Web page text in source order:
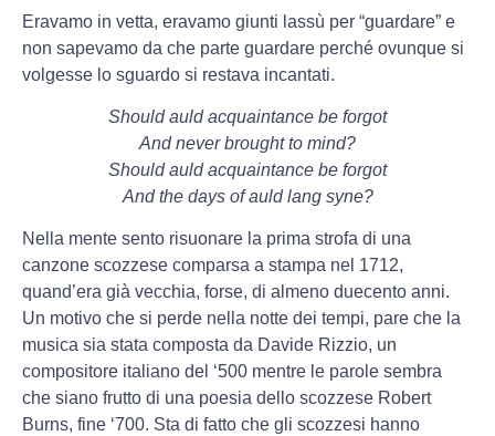
Eravamo in vetta, eravamo giunti lassù per “guardare” e
non sapevamo da che parte guardare perché ovunque si
volgesse lo sguardo si restava incantati.
Should auld acquaintance be forgot
And never brought to mind?
Should auld acquaintance be forgot
And the days of auld lang syne?
Nella mente sento risuonare la prima strofa di una
canzone scozzese comparsa a stampa nel 1712,
quand’era già vecchia, forse, di almeno duecento anni.
Un motivo che si perde nella notte dei tempi, pare che la
musica sia stata composta da Davide Rizzio, un
compositore italiano del ‘500 mentre le parole sembra
che siano frutto di una poesia dello scozzese Robert
Burns, fine ‘700. Sta di fatto che gli scozzesi hanno